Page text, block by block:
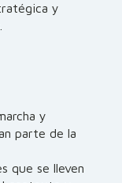
y
y
parte de la
que se lleven